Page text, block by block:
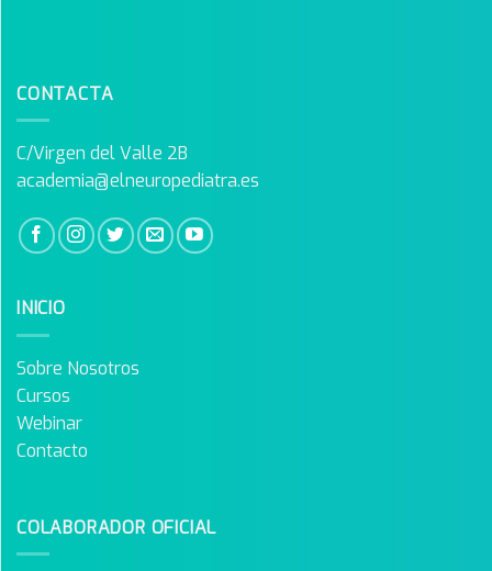
CONTACTA
C/Virgen del Valle 2B
academia@elneuropediatra.es
INICIO
Sobre Nosotros
Cursos
Webinar
Contacto
COLABORADOR OFICIAL